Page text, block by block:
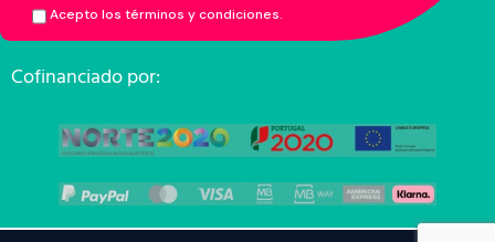
Acepto los términos y condiciones.
Cofinanciado por: